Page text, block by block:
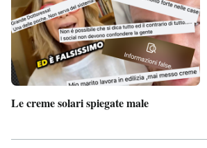
Le creme solari spiegate male